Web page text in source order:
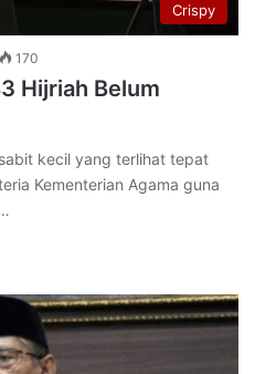
Crispy
170
Hijriah Belum
kecil yang terlihat tepat
Kementerian Agama guna